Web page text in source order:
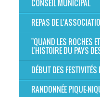
CONSEIL MUNICIPAL
REPAS DE
"QUAND LES ROCHES
L’HISTOIRE DU PAYS
DÉBUT DES FESTIVITÉS
RANDONNÉE PIQUE-